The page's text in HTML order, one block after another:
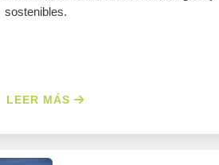
sostenibles.
LEER MÁS